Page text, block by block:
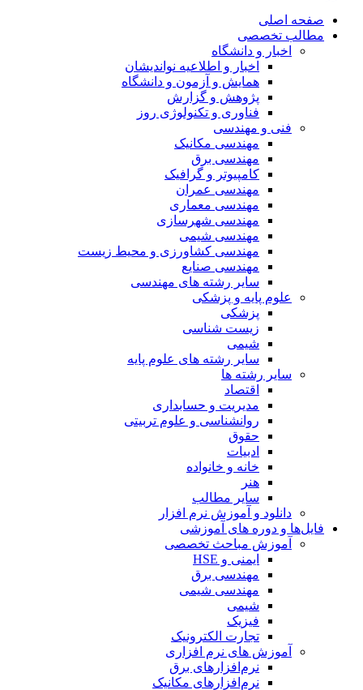
صفحه اصلی
مطالب تخصصی
اخبار و دانشگاه
اخبار و اطلاعیه نواندیشان
همایش و آزمون و دانشگاه
پژوهش و گزارش
فناوری و تکنولوژی روز
فنی و مهندسی
مهندسی مکانیک
مهندسی برق
کامپیوتر و گرافیک
مهندسی عمران
مهندسی معماری
مهندسی شهرسازی
مهندسی شیمی
مهندسی کشاورزی و محیط زیست
مهندسی صنایع
سایر رشته های مهندسی
علوم پایه و پزشکی
پزشکی
زیست شناسی
شیمی
سایر رشته های علوم پایه
سایر رشته ها
اقتصاد
مدیریت و حسابداری
روانشناسی و علوم تربیتی
حقوق
ادبیات
خانه و خانواده
هنر
سایر مطالب
دانلود و آموزش نرم افزار
فایل‌ها و دوره های آموزشی
آموزش مباحث تخصصی
ایمنی و HSE
مهندسی برق
مهندسی شیمی
شیمی
فیزیک
تجارت الکترونیک
آموزش های نرم افزاری
نرم‌افزارهای برق
نرم‌افزارهای مکانیک